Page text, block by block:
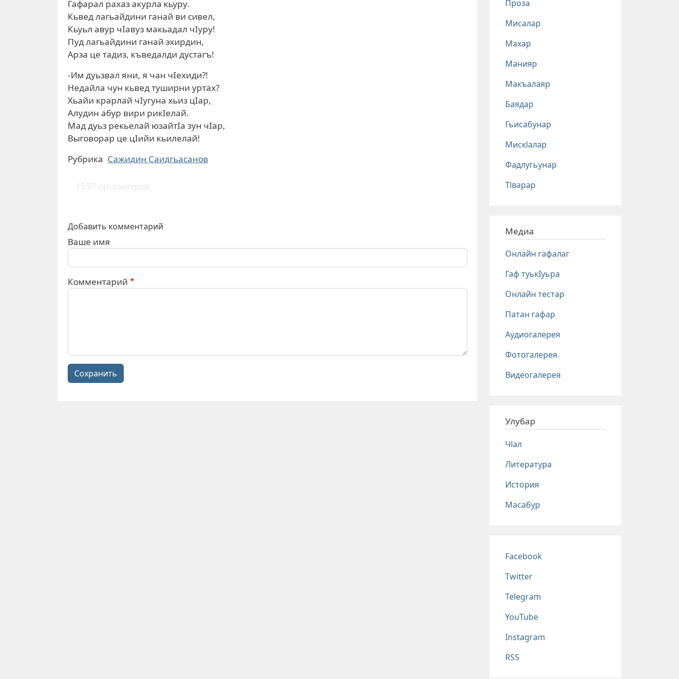
Гафарал рахаз акурла кьуру.
Кьвед лагьайдини ганай ви сивел,
Кьуьл авур чІавуз макьадал чІуру!
Пуд лагьайдини ганай эхирдин,
Арза це тадиз, къведалди дустагъ!
-Им дуьзвал яни, я чан чІехиди?!
Недайла чун кьвед туширни уртах?
Хьайи крарлай чІугуна хьиз цІар,
Алудин абур вири рикІелай.
Мад дуьз рекьелай юзайтІа зун чІар,
Выговорар це цІийи кьилелай!
Рубрика Сажидин Саидгьасанов
1597 просмотров
Добавить комментарий
Ваше имя
Комментарий
Сохранить
Проза
Мисалар
Махар
Манияр
Макъалаяр
Баядар
Гьисабунар
Мискlалар
Фадлугьунар
Тlварар
Медиа
Онлайн гафалаг
Гаф туькIуьра
Онлайн тестар
Патан гафар
Аудиогалерея
Фотогалерея
Видеогалерея
Улубар
Чlал
Литература
История
Масабур
Соц сети
Facebook
Twitter
Telegram
YouTube
Instagram
RSS